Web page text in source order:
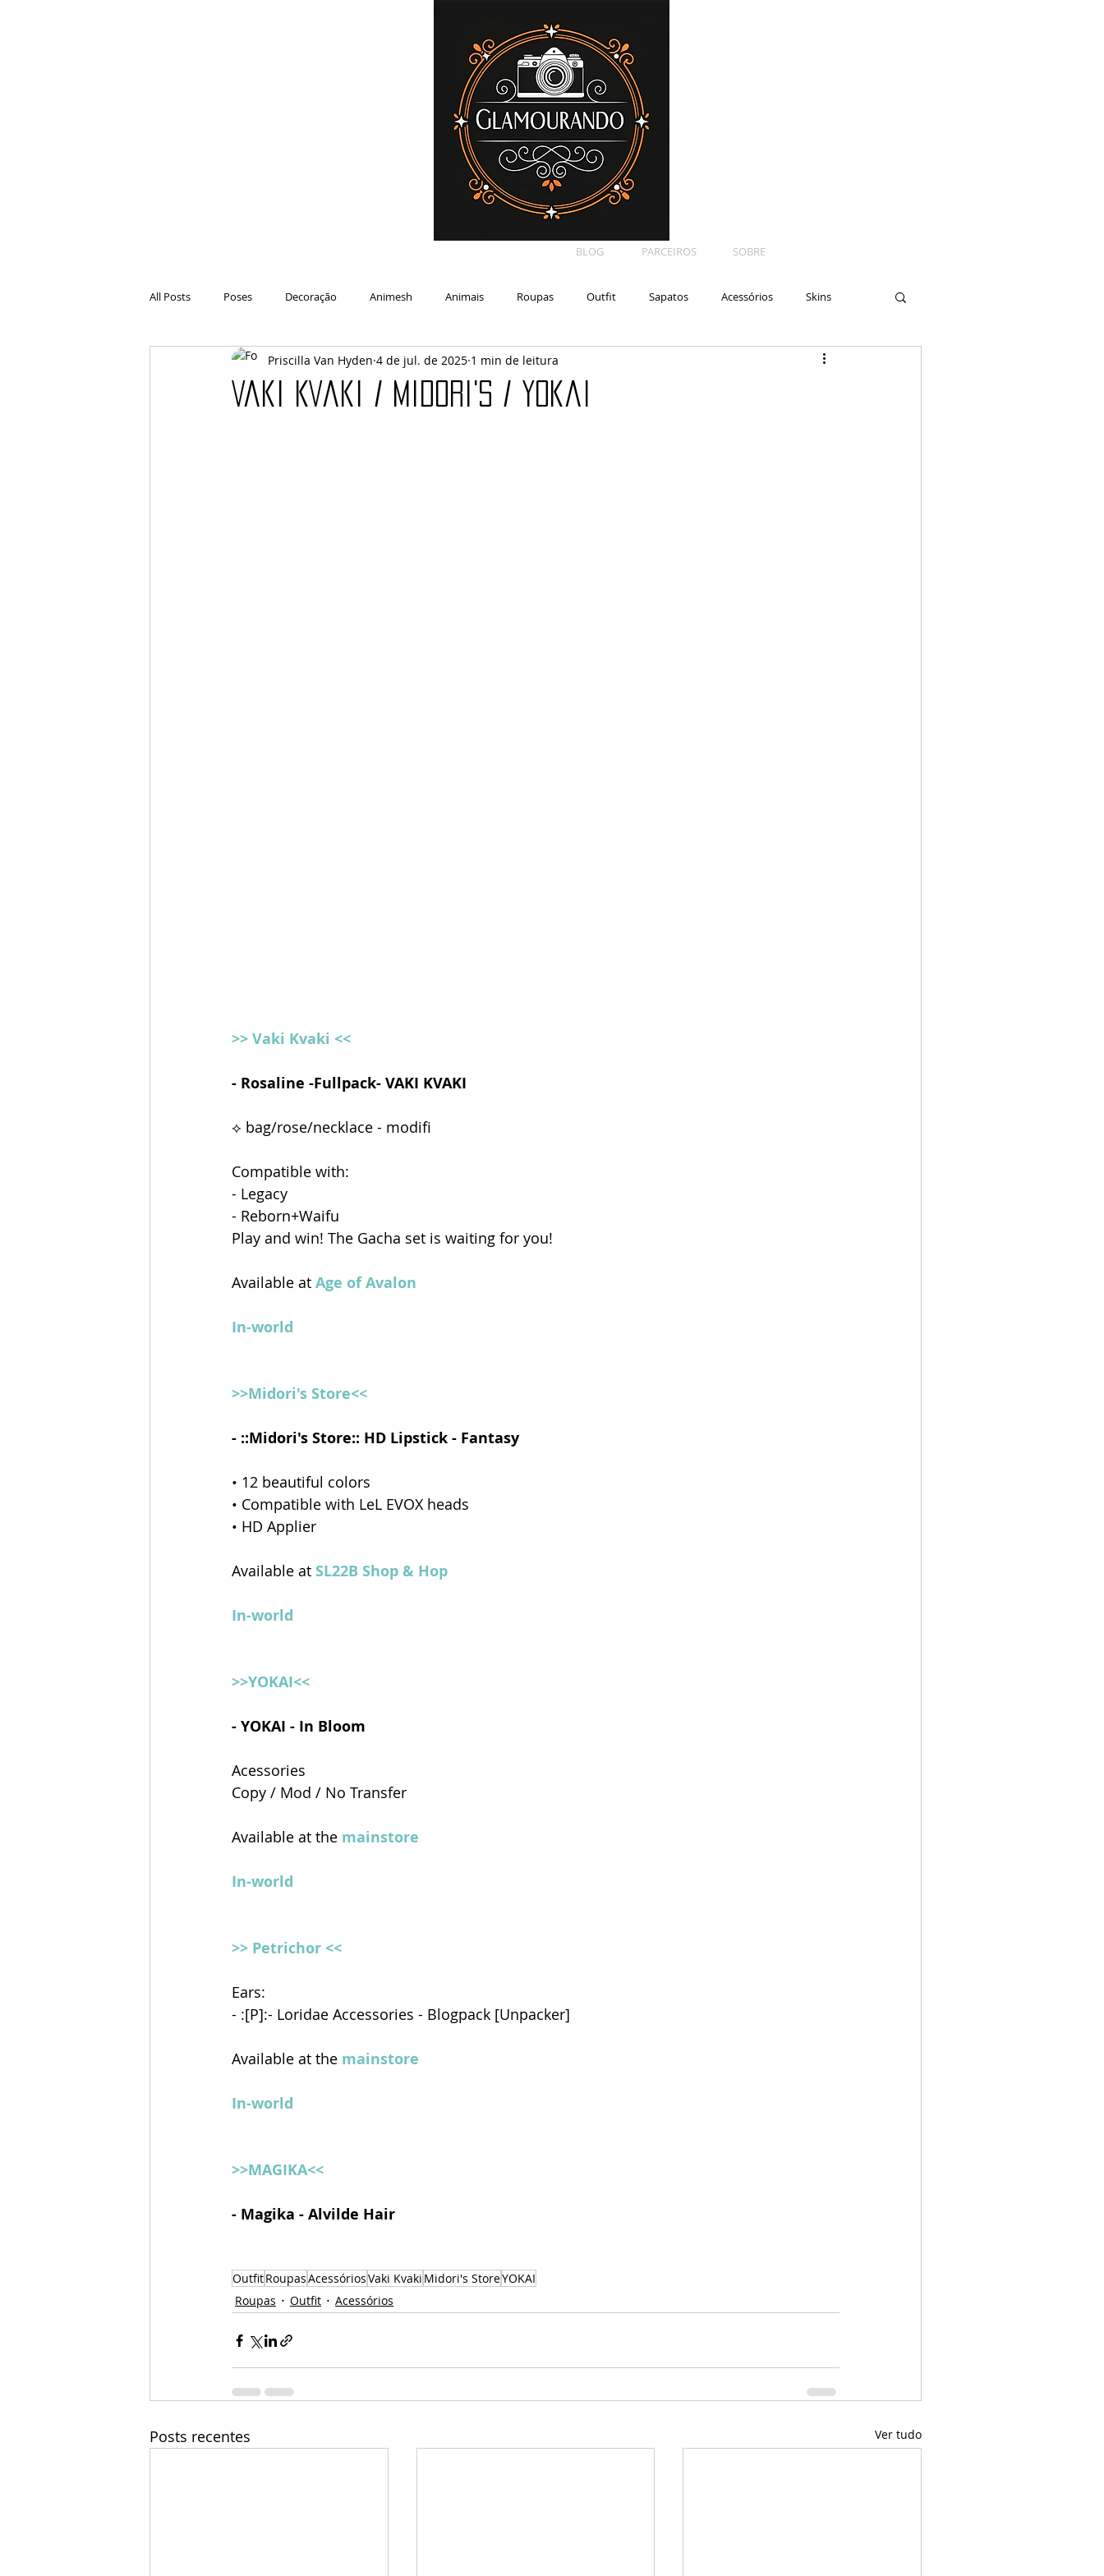
BLOG PARCEIROS SOBRE
All Posts Poses Decoração Animesh Animais Roupas Outfit Sapatos Acessórios Skins
Animações Danças Car Shape Makeup
Vaki Kvaki / Midori's / Yokai
Priscilla Van Hyden 4 de jul. de 2025 1 min de leitura
>> Vaki Kvaki <<
- Rosaline -Fullpack- VAKI KVAKI
⟡ bag/rose/necklace - modifi
Compatible with:
- Legacy
- Reborn+Waifu
Play and win! The Gacha set is waiting for you!
Available at Age of Avalon
In-world
>>Midori's Store<<
- ::Midori's Store:: HD Lipstick - Fantasy
• 12 beautiful colors
• Compatible with LeL EVOX heads
• HD Applier
Available at SL22B Shop & Hop
In-world
>>YOKAI<<
- YOKAI - In Bloom
Acessories
Copy / Mod / No Transfer
Available at the mainstore
In-world
>> Petrichor <<
Ears:
- :[P]:- Loridae Accessories - Blogpack [Unpacker]
Available at the mainstore
In-world
>>MAGIKA<<
- Magika - Alvilde Hair
OutfitRoupasAcessóriosVaki Kvaki Midori's StoreYOKAI
Roupas
Outfit Acessórios
Posts recentes Ver tudo